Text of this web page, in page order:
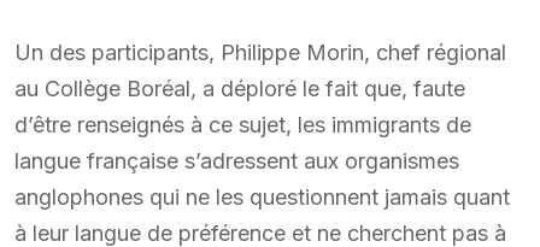
Un des participants, Philippe Morin, chef régional
au Collège Boréal, a déploré le fait que, faute
d’être renseignés à ce sujet, les immigrants de
langue française s’adressent aux organismes
anglophones qui ne les questionnent jamais quant
à leur langue de préférence et ne cherchent pas à